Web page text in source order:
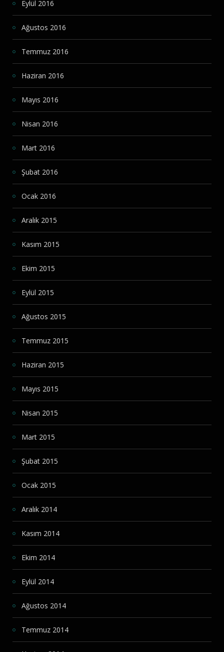
Eylül 2016
Ağustos 2016
Temmuz 2016
Haziran 2016
Mayıs 2016
Nisan 2016
Mart 2016
Şubat 2016
Ocak 2016
Aralık 2015
Kasım 2015
Ekim 2015
Eylül 2015
Ağustos 2015
Temmuz 2015
Haziran 2015
Mayıs 2015
Nisan 2015
Mart 2015
Şubat 2015
Ocak 2015
Aralık 2014
Kasım 2014
Ekim 2014
Eylül 2014
Ağustos 2014
Temmuz 2014